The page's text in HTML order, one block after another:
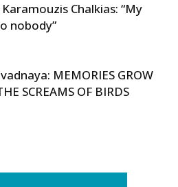
Chalkias: “My
nobody”
MEMORIES GROW
SCREAMS OF BIRDS